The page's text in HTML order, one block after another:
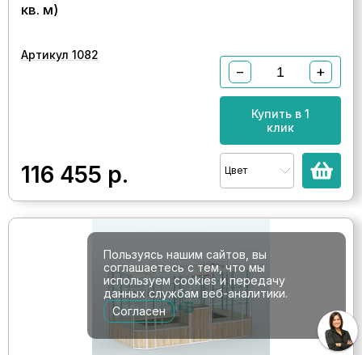
кв. м)
Артикул 1082
116 455 р.
− +
Купить в 1
клик
Цвет
Пользуясь нашим сайтов, вы
соглашаетесь с тем, что мы
используем cookies и передачу
данных службам веб-аналитики.
Согласен